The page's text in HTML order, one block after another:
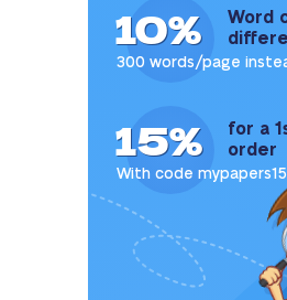
10%
Word
300 words/page
15%
for a
order
With code mypapers15